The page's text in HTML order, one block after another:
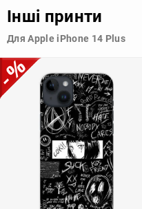
для Apple iPhone 14
стилю та особистому
Узагалі, чохол для телефону
допомагає захистити ваш
додати зручності в
Інші принти
Для Apple iPhone 14 Plus